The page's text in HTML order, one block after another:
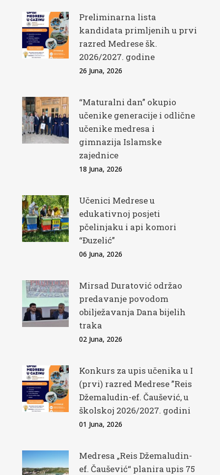
Preliminarna lista
kandidata primljenih u prvi
razred Medrese šk.
2026/2027. godine
26 Juna, 2026
“Maturalni dan” okupio
učenike generacije i odlične
učenike medresa i
gimnazija Islamske
zajednice
18 Juna, 2026
Učenici Medrese u
edukativnoj posjeti
pčelinjaku i api komori
“Đuzelić”
06 Juna, 2026
Mirsad Duratović održao
predavanje povodom
obilježavanja Dana bijelih
traka
02 Juna, 2026
Konkurs za upis učenika u I
(prvi) razred Medrese ”Reis
Džemaludin-ef. Čaušević, u
školskoj 2026/2027. godini
01 Juna, 2026
Medresa „Reis Džemaludin-
ef. Čaušević“ planira upis 75